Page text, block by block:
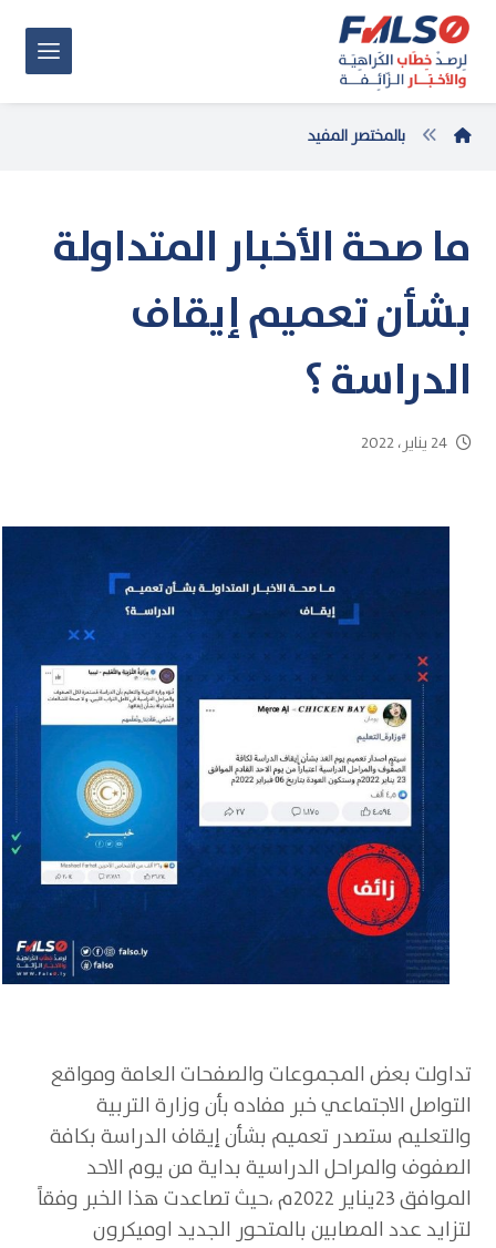
بالمختصر المفيد
ما صحة الأخبار المتداولة
بشأن تعميم إيقاف
الدراسة ؟
24 يناير، 2022
تداولت بعض المجموعات والصفحات العامة ومواقع
التواصل الاجتماعي خبر مفاده بأن وزارة التربية
والتعليم ستصدر تعميم بشأن إيقاف الدراسة بكافة
الصفوف والمراحل الدراسية بداية من يوم الاحد
الموافق 23يناير 2022م ،حيث تصاعدت هذا الخبر وفقاً
لتزايد عدد المصابين بالمتحور الجديد اوميكرون